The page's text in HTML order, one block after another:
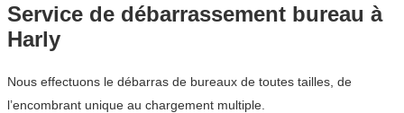
Service de débarrassement bureau à
Harly
Nous effectuons le débarras de bureaux de toutes tailles, de
l’encombrant unique au chargement multiple.